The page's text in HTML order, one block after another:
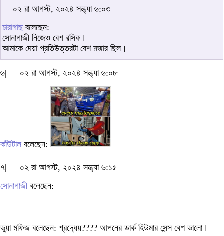
০২ রা আগস্ট, ২০২৪ সন্ধ্যা ৬:০৩
চারাগাছ বলেছেন:
সোনাগাজী নিজেও বেশ রসিক।
আমাকে দেয়া প্রতিউত্তরটা বেশ মজার ছিল।
৬| ০২ রা আগস্ট, ২০২৪ সন্ধ্যা ৬:০৮
কাঁউটাল বলেছেন:
৭|
০২ রা আগস্ট, ২০২৪ সন্ধ্যা ৬:১৫
সোনাগাজীবলেছেন:
ভুয়া মফিজ বলেছেন: শ্রদ্ধেয়???? আপনের ডার্ক হিউমার সেন্স বেশ ভালো।